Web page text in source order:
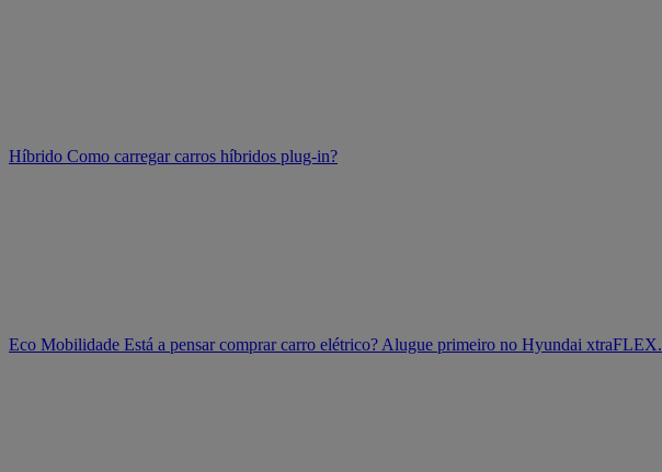
Híbrido Como carregar carros híbridos plug-in?
Eco Mobilidade Está a pensar comprar carro elétrico? Alugue primeiro no Hyundai xtraFLEX.